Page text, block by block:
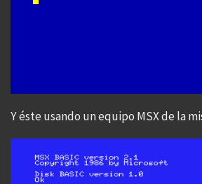
Y éste usando un equipo MSX de la